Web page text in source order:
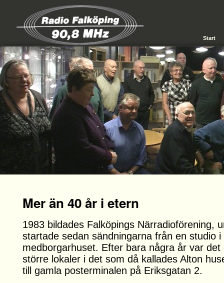
Start
Mer än 40 år i etern
1983 bildades Falköpings Närradioförening,
startade sedan sändningarna från en studio i
medborgarhuset. Efter bara några år var
större lokaler i det som då kallades Alton
till gamla posterminalen på Eriksgatan 2.